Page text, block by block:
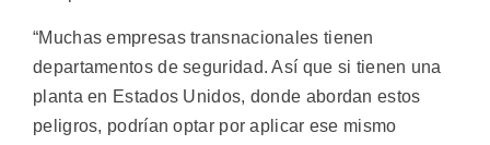
“Muchas empresas transnacionales tienen
departamentos de seguridad. Así que si tienen una
planta en Estados Unidos, donde abordan estos
peligros, podrían optar por aplicar ese mismo